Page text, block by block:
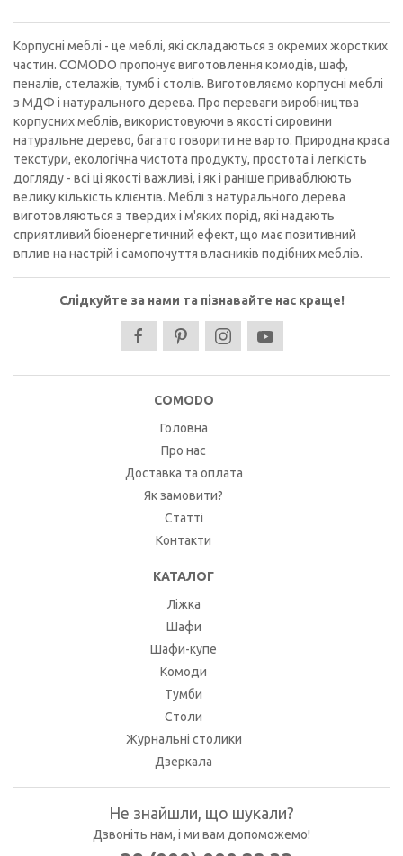
Корпусні меблі - це меблі, які складаються з окремих жорстких
частин. COMODO пропонує виготовлення комодів, шаф,
пеналів, стелажів, тумб і столів. Виготовляємо корпусні меблі
з МДФ і натурального дерева. Про переваги виробництва
корпусних меблів, використовуючи в якості сировини
натуральне дерево, багато говорити не варто. Природна краса
текстури, екологічна чистота продукту, простота і легкість
догляду - всі ці якості важливі, і як і раніше приваблюють
велику кількість клієнтів. Меблі з натурального дерева
виготовляються з твердих і м'яких порід, які надають
сприятливий біоенергетичний ефект, що має позитивний
вплив на настрій і самопочуття власників подібних меблів.
Слідкуйте за нами та пізнавайте нас краще!
COMODO
Головна
Про нас
Доставка та оплата
Як замовити?
Статті
Контакти
КАТАЛОГ
Ліжка
Шафи
Шафи-купе
Комоди
Тумби
Столи
Журнальні столики
Дзеркала
Не знайшли, що шукали?
Дзвоніть нам, і ми вам допоможемо!